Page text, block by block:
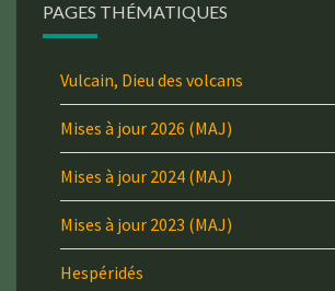
PAGES THÉMATIQUES
Vulcain, Dieu des volcans
Mises à jour 2026 (MAJ)
Mises à jour 2024 (MAJ)
Mises à jour 2023 (MAJ)
Hespéridés